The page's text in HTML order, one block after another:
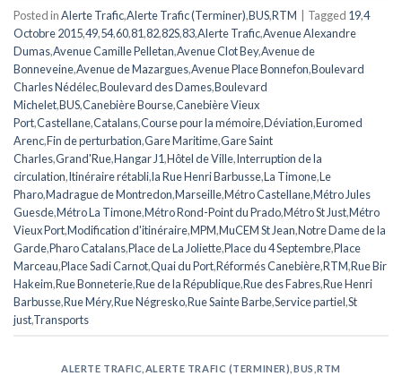
Posted inAlerte Trafic,Alerte Trafic (Terminer),BUS,RTM Tagged 19,4
Octobre 2015,49,54,60,81,82,82S,83,Alerte Trafic,Avenue Alexandre
Dumas,Avenue Camille Pelletan,Avenue Clot Bey,Avenue de
Bonneveine,Avenue de Mazargues,Avenue Place Bonnefon,Boulevard
Charles Nédélec,Boulevard des Dames,Boulevard
Michelet,BUS,Canebière Bourse,Canebière Vieux
Port,Castellane,Catalans,Course pour la mémoire,Déviation,Euromed
Arenc,Fin de perturbation,Gare Maritime,Gare Saint
Charles,Grand'Rue,Hangar J1,Hôtel de Ville,Interruption de la
circulation,Itinéraire rétabli,la Rue Henri Barbusse,La Timone,Le
Pharo,Madrague de Montredon,Marseille,Métro Castellane,Métro Jules
Guesde,Métro La Timone,Métro Rond-Point du Prado,Métro St Just,Métro
Vieux Port,Modification d'itinéraire,MPM,MuCEM St Jean,Notre Dame de la
Garde,Pharo Catalans,Place de La Joliette,Place du 4 Septembre,Place
Marceau,Place Sadi Carnot,Quai du Port,Réformés Canebière,RTM,Rue Bir
Hakeim,Rue Bonneterie,Rue de la République,Rue des Fabres,Rue Henri
Barbusse,Rue Méry,Rue Négresko,Rue Sainte Barbe,Service partiel,St
just,Transports
ALERTE TRAFIC ALERTE TRAFIC (TERMINER) BUS ,RTM